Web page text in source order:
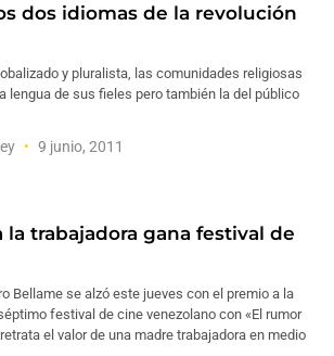
dos idiomas de la revolución
y pluralista, las comunidades religiosas
lengua de sus fieles pero también la del público
9 junio, 2011
la trabajadora gana festival de
Bellame se alzó este jueves con el premio a la
festival de cine venezolano con «El rumor
el valor de una madre trabajadora en medio